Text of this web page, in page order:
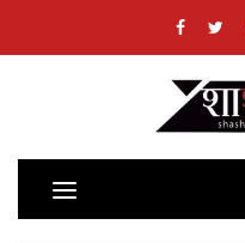
Toggle
navigation